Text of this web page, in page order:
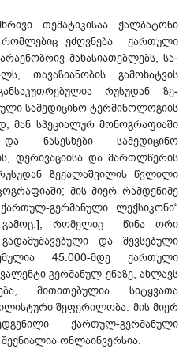
თემატიკისაა ქალბატონი
ეძღვნება ქართული
მახასიათებლებს, სა­
თავაზიანობის გამოხატვის
რუ­სუდან ზე­
სამედიცინო ტერ­მი­ნო­ლო­გიის
მან სპეციალურ მონოგრაფიაში
ნასესხები სამე­დიცინო
დერივაციისა და მართლწერის
ზექალაშვილის წვლილი
მის მიერ რამდენიმე
გერმანული ლექსიკონი“
რო­მელიც წინა ორი
და შევსებული
45.000-მდე ქართული
გერმანულ ენაზე, ახლავს
მითითებულია სიტყვათა
შეფერილობა. მის მიერ
ქართულ-გერმანული
ონლაინვერსია.